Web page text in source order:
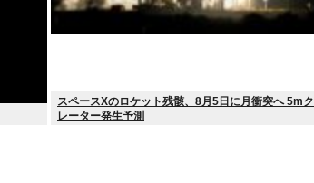
スペースXのロケット残骸、8月5日に月衝突へ 5mク
レーター発生予測